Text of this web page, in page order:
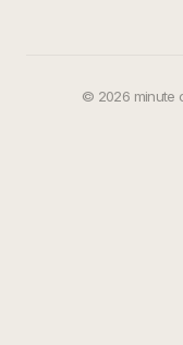
© 2026 minute